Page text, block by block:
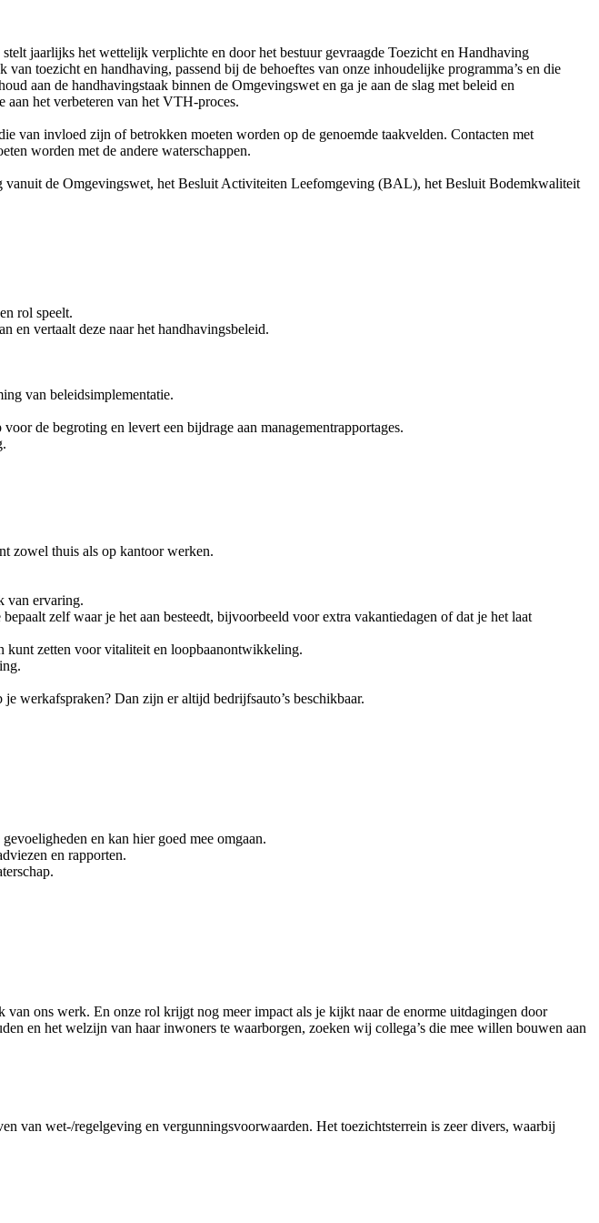
jaarlijks het wettelijk verplichte en door het bestuur gevraagde Toezicht en Handhaving
toezicht en handhaving, passend bij de behoeftes van onze inhoudelijke programma’s en die
aan de handhavingstaak binnen de Omgevingswet en ga je aan de slag met beleid en
het verbeteren van het VTH-proces.
van invloed zijn of betrokken moeten worden op de genoemde taakvelden. Contacten met
worden met de andere waterschappen.
de Omgevingswet, het Besluit Activiteiten Leefomgeving (BAL), het Besluit Bodemkwaliteit
rol speelt.
en vertaalt deze naar het handhavingsbeleid.
van beleidsimplementatie.
de begroting en levert een bijdrage aan managementrapportages.
zowel thuis als op kantoor werken.
van ervaring.
zelf waar je het aan besteedt, bijvoorbeeld voor extra vakantiedagen of dat je het laat
kunt zetten voor vitaliteit en loopbaanontwikkeling.
werkafspraken? Dan zijn er altijd bedrijfsauto’s beschikbaar.
en kan hier goed mee omgaan.
en rapporten.
ons werk. En onze rol krijgt nog meer impact als je kijkt naar de enorme uitdagingen door
en het welzijn van haar inwoners te waarborgen, zoeken wij collega’s die mee willen bouwen aan
van wet-/regelgeving en vergunningsvoorwaarden. Het toezichtsterrein is zeer divers, waarbij